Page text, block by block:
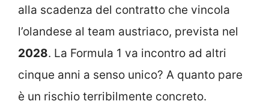
alla scadenza del contratto che vincola
l’olandese al team austriaco, prevista nel
2028. La Formula 1 va incontro ad altri
cinque anni a senso unico? A quanto pare
è un rischio terribilmente concreto.